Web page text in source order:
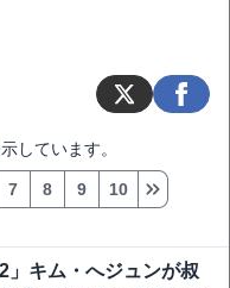
しています。
7 8 9 10
」キム・へジュンが叔